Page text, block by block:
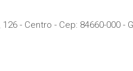
- Centro - Cep: 84660-000 -